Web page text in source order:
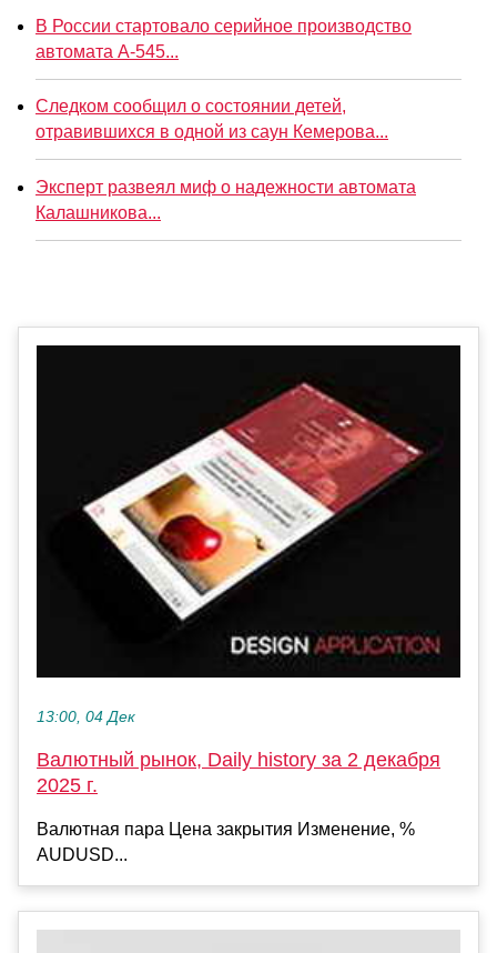
В России стартовало серийное производство
автомата А-545...
Следком сообщил о состоянии детей,
отравившихся в одной из саун Кемерова...
Эксперт развеял миф о надежности автомата
Калашникова...
13:00, 04 Дек
Валютный рынок, Daily history за 2 декабря
2025 г.
Валютная пара Цена закрытия Изменение, %
AUDUSD...